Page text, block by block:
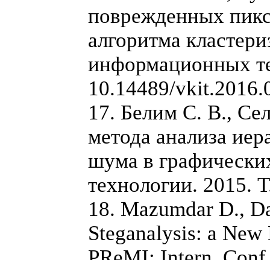
поврежденных
алгоритма
информационных
10.14489/
17. Белим С. В.,
метода анализа
шума в
технологии. 2015.
18. Mazumdar D.,
Steganalysis: а